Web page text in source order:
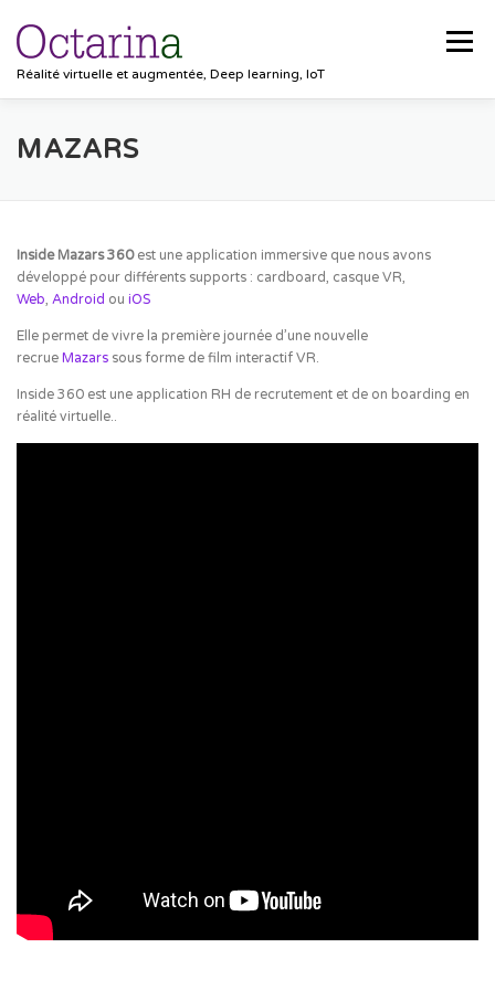
contenu
Réalité virtuelle et augmentée, Deep learning, IoT
Menu
ACCUEIL
CONTACT
MAZARS
Inside Mazars 360est une application immersive que nous avons
développé pour différents supports : cardboard, casque VR,
Web, Android ou iOS
Elle permet de vivre la première journée d’une nouvelle
recrue Mazars sous forme de film interactif VR.
Inside 360 est une application RH de recrutement et de on boarding en
réalité virtuelle..